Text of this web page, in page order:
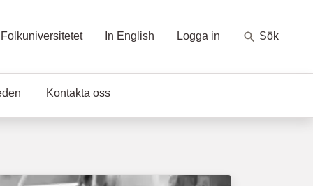
In English Logga in Sök
Kontakta oss